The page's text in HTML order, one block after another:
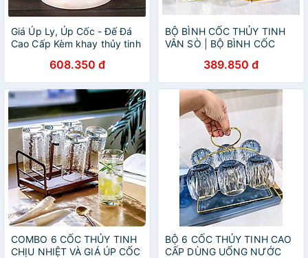
Giá Úp Ly, Úp Cốc - Đế Đá
Cao Cấp Kèm khay thủy tinh
608.350 đ
BỘ BÌNH CỐC THỦY TINH
VÂN SÒ | BỘ BÌNH CỐC
DECOR DẬP NỔI VÂN QUẢ
NA
389.850 đ
COMBO 6 CỐC THỦY TINH
CHỊU NHIỆT VÀ GIÁ ÚP CỐC
BỘ 6 CỐC THỦY TINH CAO
CẤP DÙNG UỐNG NƯỚC